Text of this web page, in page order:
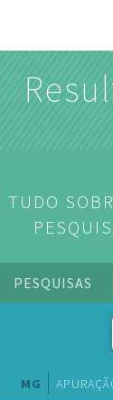
TUDO
PESQUISAS
MG